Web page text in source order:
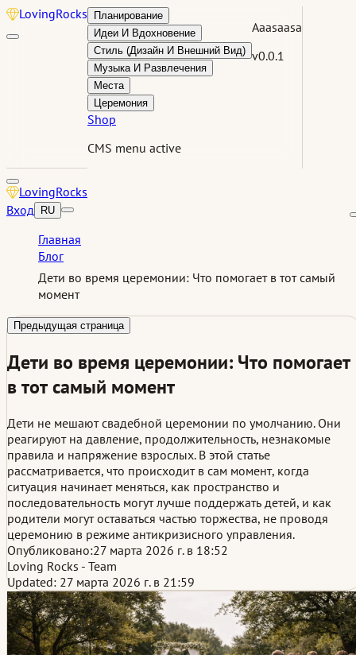
LovingRocks
Планирование
Идеи И Вдохновение
Стиль (Дизайн И Внешний Вид)
Музыка И Развлечения
Места
Церемония
Shop
CMS menu active
Aaasaasa
v0.0.1
LovingRocks
Вход RU
Главная
Блог
Дети во время церемонии: Что помогает в тот самый
момент
Предыдущая страница
Дети во время церемонии: Что помогает
в тот самый момент
Дети не мешают свадебной церемонии по умолчанию. Они
реагируют на давление, продолжительность, незнакомые
правила и напряжение взрослых. В этой статье
рассматривается, что происходит в сам момент, когда
ситуация начинает меняться, как пространство и
последовательность могут лучше поддержать детей, и как
родители могут оставаться частью торжества, не проводя
церемонию в режиме антикризисного управления.
Опубликовано:27 марта 2026 г. в 18:52
Loving Rocks - Team
Updated: 27 марта 2026 г. в 21:59